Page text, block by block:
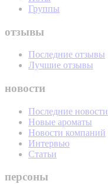
Группы
отзывы
Последние отзывы
Лучшие отзывы
новости
Последние новости
Новые ароматы
Новости компаний
Интервью
Статьи
персоны